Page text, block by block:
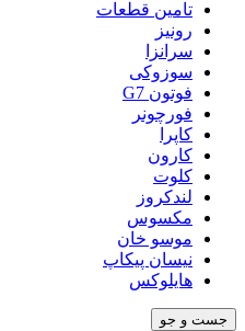
تامین قطعات
رونیز
سرانزا
سوزوکی
فوتون G7
فورچونر
کاپرا
کارون
کلوت
لندکروز
مکسوس
موسو خان
نیسان پیکاپ
هایلوکس
جست و جو